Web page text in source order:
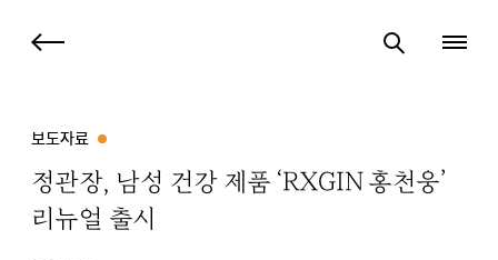
보도자료
정관장, 남성 건강 제품 ‘RXGIN 홍천웅’
리뉴얼 출시